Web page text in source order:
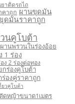
าติดรถไถ
คาถูก ผานขุดมัน
ดมันราคาถูก
นคูโบต้า
ผานพรวนในร่องอ้อย
1 ร่อง
ง 2 ร่องต่อทอง
กร่องคูโบต้า
องคู่ราคาถูก
ยวคูโบต้า
ดหญ้าขนาด1เมตร